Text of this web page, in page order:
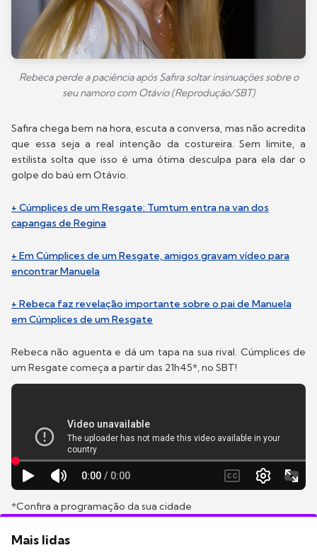
Rebeca perde a paciência após Safira soltar insinuações sobre o
seu namoro com Otávio (Reprodução/SBT)
Safira chega bem na hora, escuta a conversa, mas não acredita
que essa seja a real intenção da costureira. Sem limite, a
estilista solta que isso é uma ótima desculpa para ela dar o
golpe do baú em Otávio.
+ Cúmplices de um Resgate: Tumtum entra na van dos
capangas de Regina
+ Em Cúmplices de um Resgate, amigos gravam vídeo para
encontrar Manuela
+ Rebeca faz revelação importante sobre o pai de Manuela
em Cúmplices de um Resgate
Rebeca não aguenta e dá um tapa na sua rival. Cúmplices de
um Resgate começa a partir das 21h45*, no SBT!
*Confira a programação da sua cidade
Mais lidas